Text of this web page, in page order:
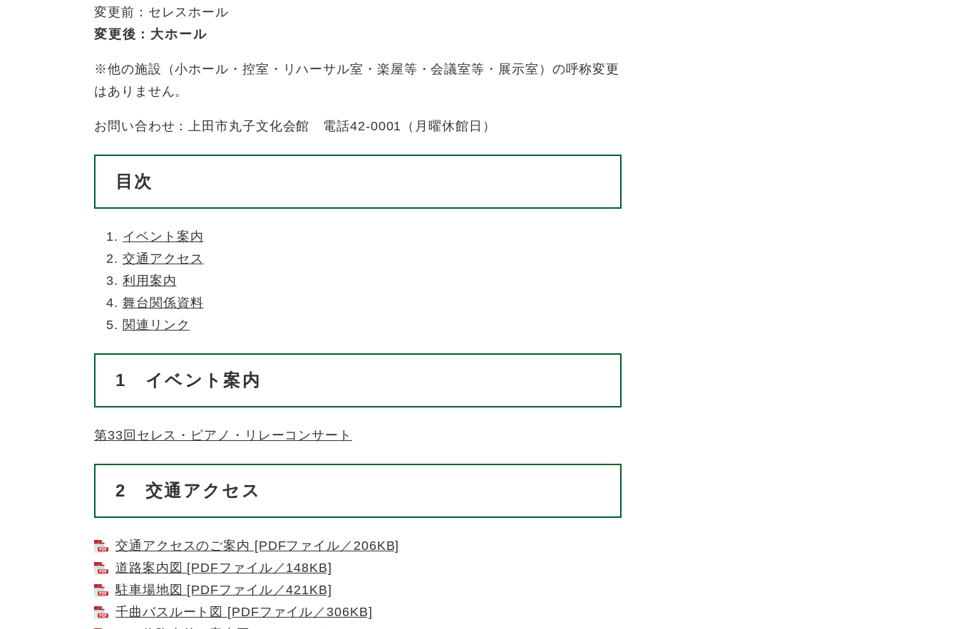
変更前：セレスホール
変更後：大ホール
※他の施設（小ホール・控室・リハーサル室・楽屋等・会議室等・展示室）の呼称変更
はありません。
お問い合わせ：上田市丸子文化会館 電話42-0001（月曜休館日）
目次
イベント案内
交通アクセス
利用案内
舞台関係資料
関連リンク
1 イベント案内
第33回セレス・ピアノ・リレーコンサート
2 交通アクセス
交通アクセスのご案内 [PDFファイル／206KB]
道路案内図 [PDFファイル／148KB]
駐車場地図 [PDFファイル／421KB]
千曲バスルート図 [PDFファイル／306KB]